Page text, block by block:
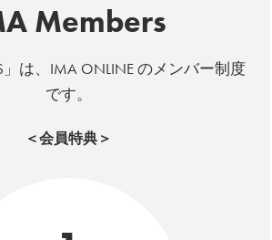
Members
」は、IMA ONLINE のメンバー制度
です。
＜会員特典＞